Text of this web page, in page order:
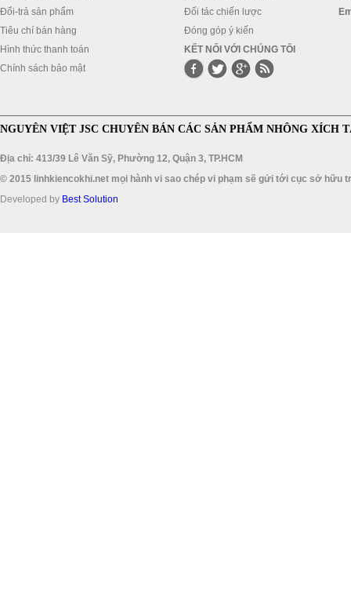
Đổi-trả sản phẩm
Tiêu chí bán hàng
Hình thức thanh toán
Chính sách bảo mật
Đối tác chiến lược
Đóng góp ý kiến
KẾT NỐI VỚI CHÚNG TÔI
NGUYÊN VIỆT JSC CHUYÊN BÁN CÁC SẢN PHẨM NHÔNG XÍCH
Địa chỉ: 413/39 Lê Văn Sỹ, Phường 12, Quận 3, TP.HCM
© 2015 linhkiencokhi.net mọi hành vi sao chép vi phạm sẽ gửi tới cục sở hữu
Developed by Best Solution